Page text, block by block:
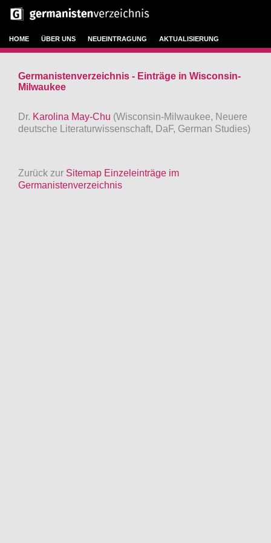
HOME ÜBER UNS NEUEINTRAGUNG AKTUALISIERUNG
Germanistenverzeichnis - Einträge in Wisconsin-
Milwaukee
Dr. Karolina May-Chu (Wisconsin-Milwaukee, Neuere
deutsche Literaturwissenschaft, DaF, German Studies)
Zurück zur Sitemap Einzeleinträge im
Germanistenverzeichnis